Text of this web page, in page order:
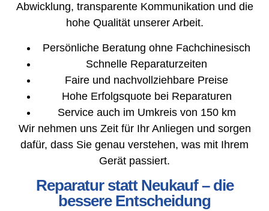
Abwicklung, transparente Kommunikation und die
hohe Qualität unserer Arbeit.
Persönliche Beratung ohne Fachchinesisch
Schnelle Reparaturzeiten
Faire und nachvollziehbare Preise
Hohe Erfolgsquote bei Reparaturen
Service auch im Umkreis von 150 km
Wir nehmen uns Zeit für Ihr Anliegen und sorgen
dafür, dass Sie genau verstehen, was mit Ihrem
Gerät passiert.
Reparatur statt Neukauf – die
bessere Entscheidung